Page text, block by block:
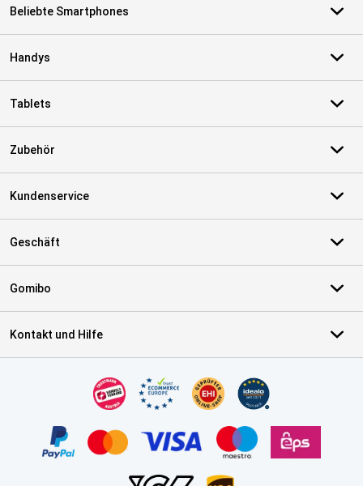
Beliebte Smartphones
Handys
Tablets
Zubehör
Kundenservice
Geschäft
Gomibo
Kontakt und Hilfe